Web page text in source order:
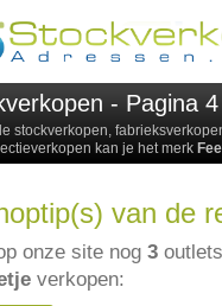
- Pagina 4
stockverkopen,
kan je het merk
van de
onze site nog 3
verkopen: